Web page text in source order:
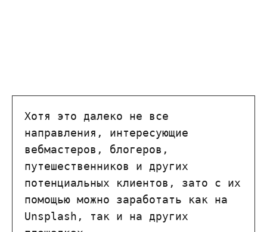
Хотя это далеко не все
направления, интересующие
вебмастеров, блогеров,
путешественников и других
потенциальных клиентов, зато с их
помощью можно заработать как на
Unsplash, так и на других